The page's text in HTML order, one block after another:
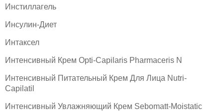
Инстиллагель
Инсулин-Диет
Интаксел
Интенсивный Крем Opti-Capilaris Pharmaceris N
Интенсивный Питательный Крем Для Лица Nutri-
Capilatil
Интенсивный Увлажняющий Крем Sebomatt-Moistatic